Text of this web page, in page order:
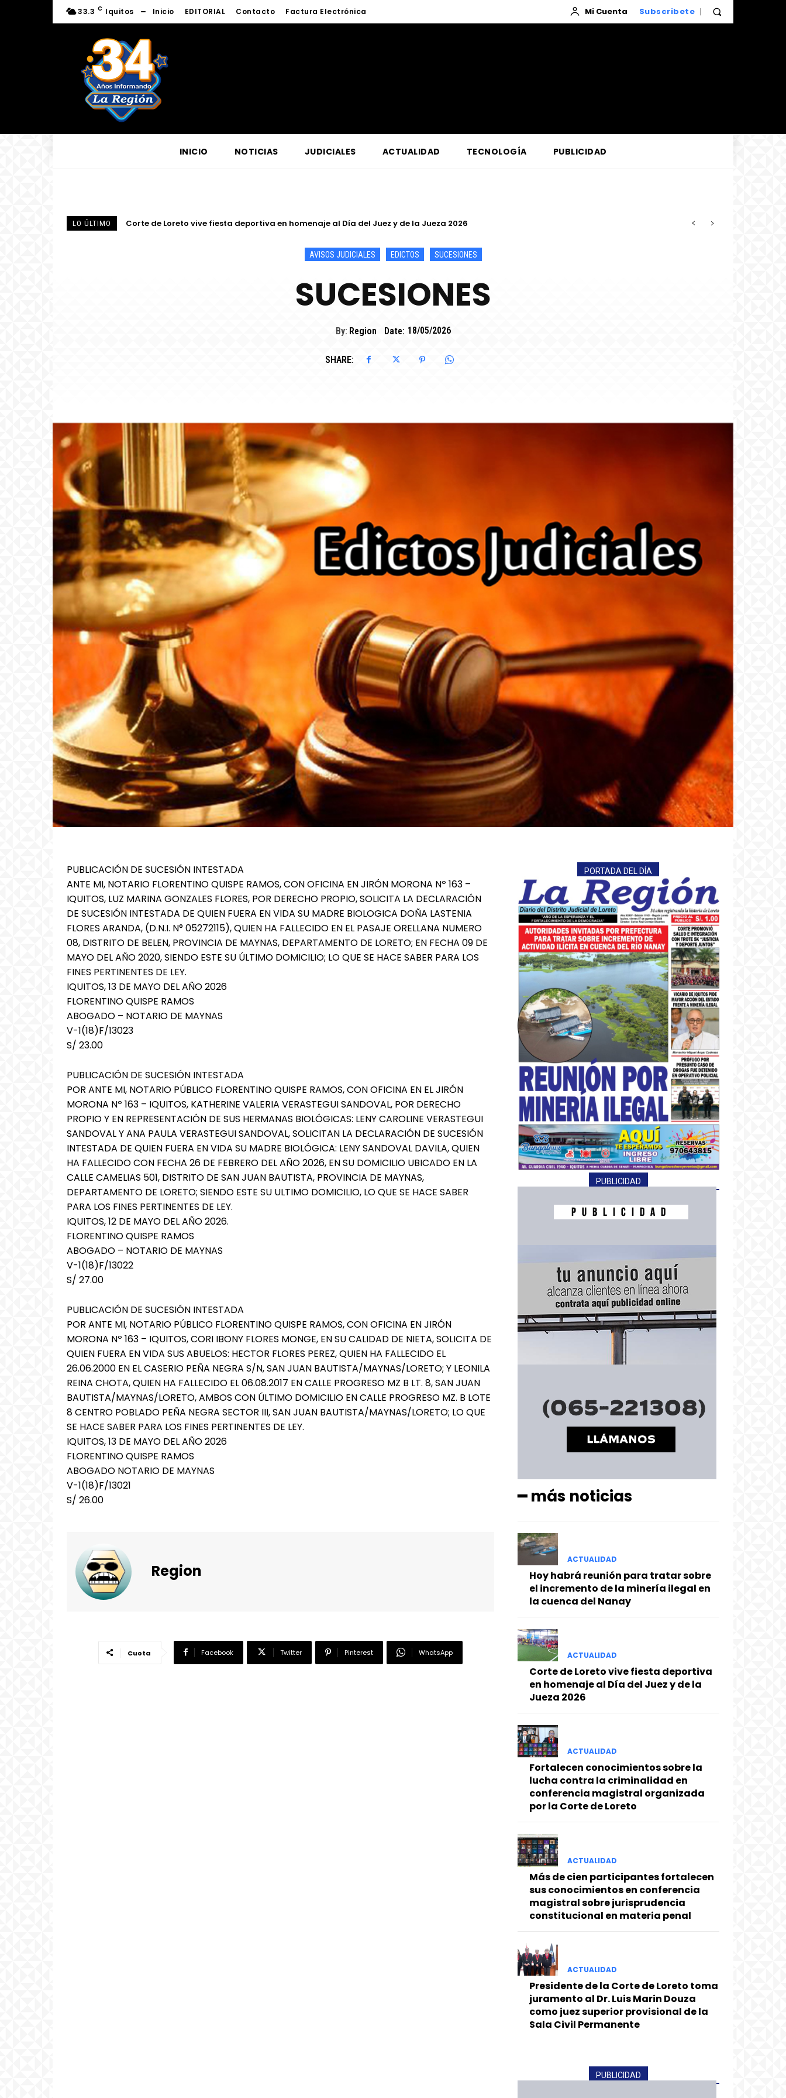
33.3 C Iquitos Inicio EDITORIAL Contacto Factura Electrónica Mi Cuenta Subscribete
INICIO NOTICIAS JUDICIALES ACTUALIDAD TECNOLOGÍA PUBLICIDAD
LO ÚLTIMO Fortalecen conocimientos sobre la lucha contra la criminalidad en conferencia magistral organizada por la Corte de Loreto
AVISOS JUDICIALES EDICTOS SUCESIONES
SUCESIONES
By: Region Date: 18/05/2026
SHARE:
PUBLICACIÓN DE SUCESIÓN INTESTADA
ANTE MI, NOTARIO FLORENTINO QUISPE RAMOS, CON OFICINA EN JIRÓN MORONA Nº 163 –
IQUITOS, LUZ MARINA GONZALES FLORES, POR DERECHO PROPIO, SOLICITA LA DECLARACIÓN
DE SUCESIÓN INTESTADA DE QUIEN FUERA EN VIDA SU MADRE BIOLOGICA DOÑA LASTENIA
FLORES ARANDA, (D.N.I. N° 05272115), QUIEN HA FALLECIDO EN EL PASAJE ORELLANA NUMERO
08, DISTRITO DE BELEN, PROVINCIA DE MAYNAS, DEPARTAMENTO DE LORETO; EN FECHA 09 DE
MAYO DEL AÑO 2020, SIENDO ESTE SU ÚLTIMO DOMICILIO; LO QUE SE HACE SABER PARA LOS
FINES PERTINENTES DE LEY.
IQUITOS, 13 DE MAYO DEL AÑO 2026
FLORENTINO QUISPE RAMOS
ABOGADO – NOTARIO DE MAYNAS
V-1(18)F/13023
S/ 23.00
PUBLICACIÓN DE SUCESIÓN INTESTADA
POR ANTE MI, NOTARIO PÚBLICO FLORENTINO QUISPE RAMOS, CON OFICINA EN EL JIRÓN
MORONA Nº 163 – IQUITOS, KATHERINE VALERIA VERASTEGUI SANDOVAL, POR DERECHO
PROPIO Y EN REPRESENTACIÓN DE SUS HERMANAS BIOLÓGICAS: LENY CAROLINE VERASTEGUI
SANDOVAL Y ANA PAULA VERASTEGUI SANDOVAL, SOLICITAN LA DECLARACIÓN DE SUCESIÓN
INTESTADA DE QUIEN FUERA EN VIDA SU MADRE BIOLÓGICA: LENY SANDOVAL DAVILA, QUIEN
HA FALLECIDO CON FECHA 26 DE FEBRERO DEL AÑO 2026, EN SU DOMICILIO UBICADO EN LA
CALLE CAMELIAS 501, DISTRITO DE SAN JUAN BAUTISTA, PROVINCIA DE MAYNAS,
DEPARTAMENTO DE LORETO; SIENDO ESTE SU ULTIMO DOMICILIO, LO QUE SE HACE SABER
PARA LOS FINES PERTINENTES DE LEY.
IQUITOS, 12 DE MAYO DEL AÑO 2026.
FLORENTINO QUISPE RAMOS
ABOGADO – NOTARIO DE MAYNAS
V-1(18)F/13022
S/ 27.00
PUBLICACIÓN DE SUCESIÓN INTESTADA
POR ANTE MI, NOTARIO PÚBLICO FLORENTINO QUISPE RAMOS, CON OFICINA EN JIRÓN
MORONA Nº 163 – IQUITOS, CORI IBONY FLORES MONGE, EN SU CALIDAD DE NIETA, SOLICITA DE
QUIEN FUERA EN VIDA SUS ABUELOS: HECTOR FLORES PEREZ, QUIEN HA FALLECIDO EL
26.06.2000 EN EL CASERIO PEÑA NEGRA S/N, SAN JUAN BAUTISTA/MAYNAS/LORETO; Y LEONILA
REINA CHOTA, QUIEN HA FALLECIDO EL 06.08.2017 EN CALLE PROGRESO MZ B LT. 8, SAN JUAN
BAUTISTA/MAYNAS/LORETO, AMBOS CON ÚLTIMO DOMICILIO EN CALLE PROGRESO MZ. B LOTE
8 CENTRO POBLADO PEÑA NEGRA SECTOR III, SAN JUAN BAUTISTA/MAYNAS/LORETO; LO QUE
SE HACE SABER PARA LOS FINES PERTINENTES DE LEY.
IQUITOS, 13 DE MAYO DEL AÑO 2026
FLORENTINO QUISPE RAMOS
ABOGADO NOTARIO DE MAYNAS
V-1(18)F/13021
S/ 26.00
Region
Cuota Facebook Twitter Pinterest WhatsApp
PORTADA DEL DÍA
PUBLICIDAD
━ más noticias
ACTUALIDAD
Hoy habrá reunión para tratar sobre
el incremento de la minería ilegal en
la cuenca del Nanay
ACTUALIDAD
Corte de Loreto vive fiesta deportiva
en homenaje al Día del Juez y de la
Jueza 2026
ACTUALIDAD
Fortalecen conocimientos sobre la
lucha contra la criminalidad en
conferencia magistral organizada
por la Corte de Loreto
ACTUALIDAD
Más de cien participantes fortalecen
sus conocimientos en conferencia
magistral sobre jurisprudencia
constitucional en materia penal
ACTUALIDAD
Presidente de la Corte de Loreto toma
juramento al Dr. Luis Marin Douza
como juez superior provisional de la
Sala Civil Permanente
PUBLICIDAD